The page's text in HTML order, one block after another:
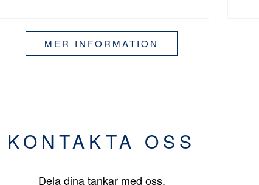
MER INFORMATION
KONTAKTA OSS
Dela dina tankar med oss.